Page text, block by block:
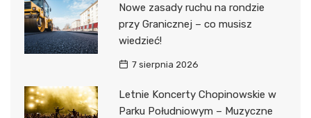
Nowe zasady ruchu na rondzie
przy Granicznej – co musisz
wiedzieć!
7 sierpnia 2026
Letnie Koncerty Chopinowskie w
Parku Południowym – Muzyczne